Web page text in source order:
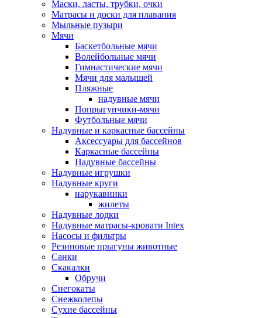
Маски, ласты, трубки, очки
Матрасы и доски для плавания
Мыльные пузыри
Мячи
Баскетбольные мячи
Волейбольные мячи
Гимнастические мячи
Мячи для малышей
Пляжные
надувные мячи
Попрыгунчики-мячи
Футбольные мячи
Надувные и каркасные бассейны
Аксессуары для бассейнов
Каркасные бассейны
Надувные бассейны
Надувные игрушки
Надувные круги
нарукавники
жилеты
Надувные лодки
Надувные матрасы-кровати Intex
Насосы и фильтры
Резиновые прыгуны животные
Санки
Скакалки
Обручи
Снегокаты
Снежколепы
Сухие бассейны